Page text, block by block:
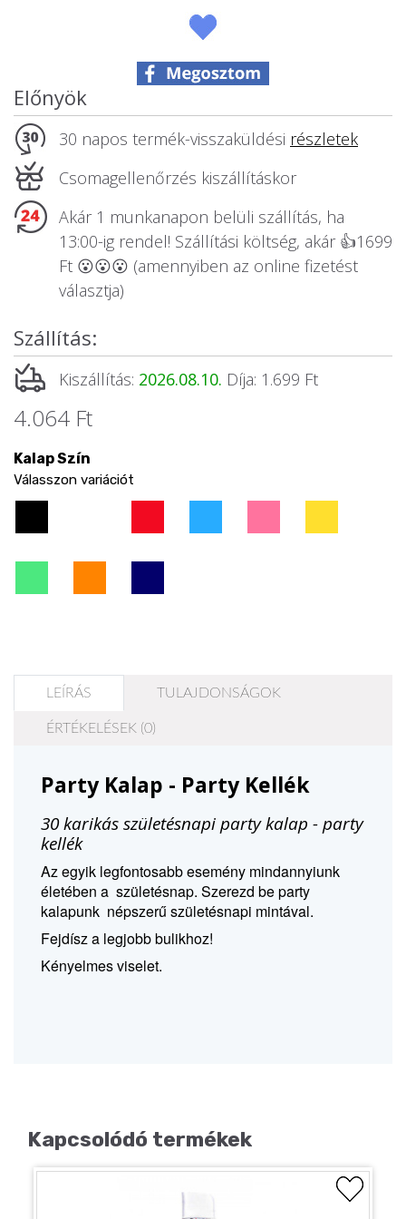
Előnyök
30 napos termék-visszaküldési részletek
Csomagellenőrzés kiszállításkor
Akár 1 munkanapon belüli szállítás, ha
13:00-ig rendel! Szállítási költség, akár 👍1699
Ft 😮😮😮 (amennyiben az online fizetést
választja)
Szállítás:
Kiszállítás: 2026.08.10. Díja: 1.699 Ft
4.064 Ft
Kalap Szín
Válasszon variációt
LEÍRÁS TULAJDONSÁGOK
ÉRTÉKELÉSEK (0)
Party Kalap - Party Kellék
30 karikás születésnapi party kalap - party
kellék
Az egyik legfontosabb esemény mindannyiunk
életében a születésnap. Szerezd be party
kalapunk népszerű születésnapi mintával.
Fejdísz a legjobb bulikhoz!
Kényelmes viselet.
Kapcsolódó termékek